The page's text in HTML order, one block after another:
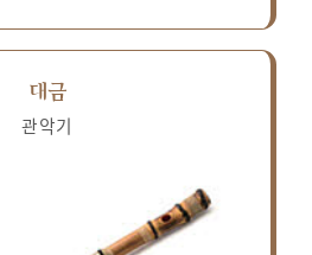
대금
관악기